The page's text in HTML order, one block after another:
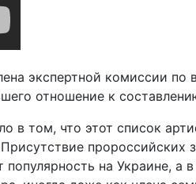
экспертной комиссии
отношение к
в том, что этот список
пророссийских
на Украине,